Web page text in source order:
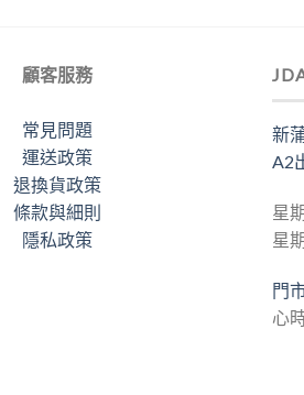
顧客服務
常見問題
運送政策
退換貨政策
條款與細則
隱私政策
新
A2
星
星
門
心